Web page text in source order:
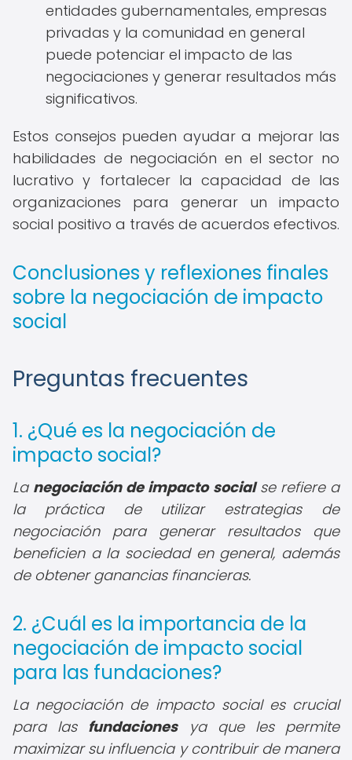
entidades gubernamentales, empresas
privadas y la comunidad en general
puede potenciar el impacto de las
negociaciones y generar resultados más
significativos.
Estos consejos pueden ayudar a mejorar las
habilidades de negociación en el sector no
lucrativo y fortalecer la capacidad de las
organizaciones para generar un impacto
social positivo a través de acuerdos efectivos.
Conclusiones y reflexiones finales
sobre la negociación de impacto
social
Preguntas frecuentes
1. ¿Qué es la negociación de
impacto social?
La negociación de impacto socialse refiere a
la práctica de utilizar estrategias de
negociación para generar resultados que
beneficien a la sociedad en general, además
de obtener ganancias financieras.
2. ¿Cuál es la importancia de la
negociación de impacto social
para las fundaciones?
La negociación de impacto social es crucial
para las fundacionesya que les permite
maximizar su influencia y contribuir de manera